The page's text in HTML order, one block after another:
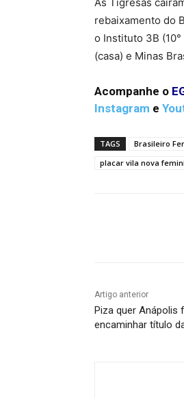
rebaixamento do
o Instituto 3B
(casa) e Minas
Acompanhe o
Instagram e
TAGS Brasileiro
placar vila nova
Artigo anterior
Piza quer Anápolis
encaminhar título